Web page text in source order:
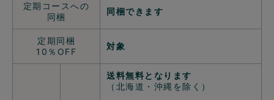
定期コースへの
同梱
同梱できます
定期同梱
10％OFF
対象
送料無料となります
（北海道・沖縄を除く）